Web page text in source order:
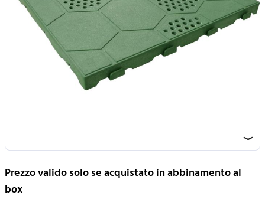
Casetta da Giardino 3.27 x 3.07 m -
NTK0046/V/W
Codice Articolo:e40vx64
Prezzi IVA e trasporto inclusi
310,20 €
Prezzo valido solo se acquistato in abbinamento al
box